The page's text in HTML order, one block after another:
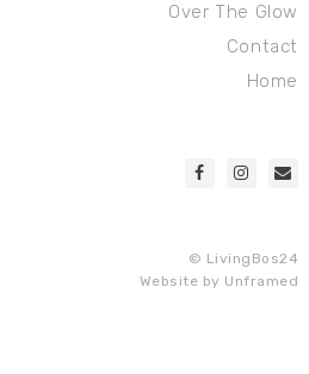
Over The Glow
Contact
Home
© LivingBos24
Website by Unframed